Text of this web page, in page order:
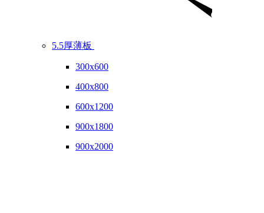
5.5厚薄板
300x600
400x800
600x1200
900x1800
900x2000